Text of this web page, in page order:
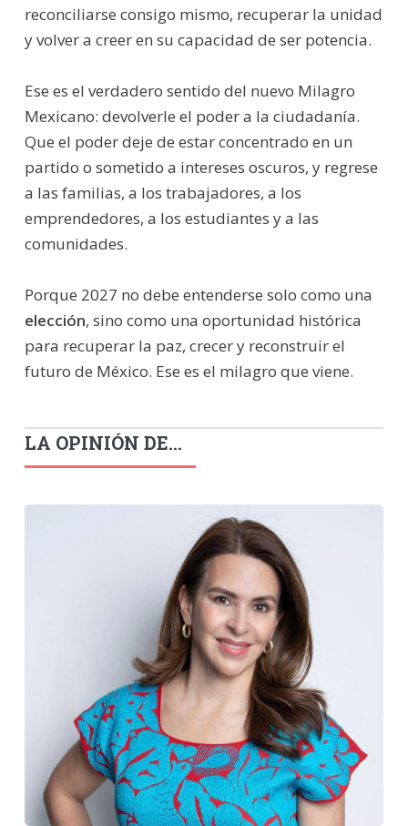
reconciliarse consigo mismo, recuperar la unidad
y volver a creer en su capacidad de ser potencia.
Ese es el verdadero sentido del nuevo Milagro
Mexicano: devolverle el poder a la ciudadanía.
Que el poder deje de estar concentrado en un
partido o sometido a intereses oscuros, y regrese
a las familias, a los trabajadores, a los
emprendedores, a los estudiantes y a las
comunidades.
Porque 2027 no debe entenderse solo como una
elección, sino como una oportunidad histórica
para recuperar la paz, crecer y reconstruir el
futuro de México. Ese es el milagro que viene.
LA OPINIÓN DE...